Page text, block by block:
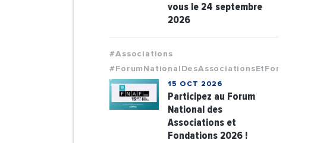
vous le 24 septembre
2026
#Associations
15 OCT 2026
Participez au Forum
National des
Associations et
Fondations 2026 !